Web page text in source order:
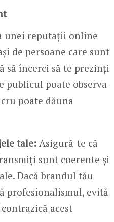
unei reputații online
de persoane care sunt
să încerci să te prezinți
publicul poate observa
poate dăuna
tale: Asigură-te că
sunt coerente și
Dacă brandul tău
profesionalismul, evită
acest